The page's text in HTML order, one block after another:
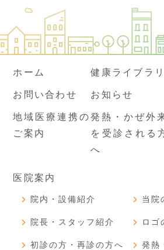
ホーム 健康ライブラリ
お問い合わせ お知らせ
地域医療連携の
ご案内
発熱・かぜ外
を受診される
へ
医院案内
院内・設備紹介 当院
院長・スタッフ紹介 ロゴ
初診の方・再診の方へ
発熱